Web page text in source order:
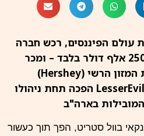
עולם הפיננסים, רכש חברה
כושלת לייצור חטיפים ב-250 אלף דולר בלבד – ומכר
אותה לאחר עשור לענקית המזון הרשי (Hershey)
תמורת 750 מיליון דולר. LesserEvil הפכה תחת ניהולו
בארה"ב
בוול סטריט, הפך תוך כעשור